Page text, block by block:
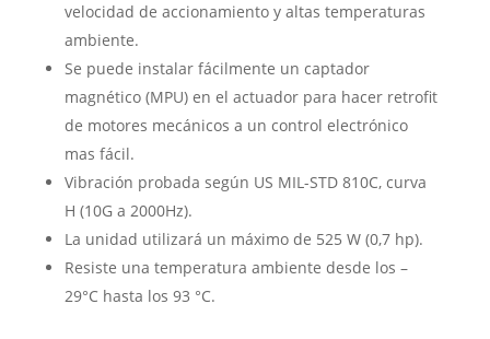
velocidad de accionamiento y altas temperaturas
ambiente.
Se puede instalar fácilmente un captador
magnético (MPU) en el actuador para hacer retrofit
de motores mecánicos a un control electrónico
mas fácil.
Vibración probada según US MIL-STD 810C, curva
H (10G a 2000Hz).
La unidad utilizará un máximo de 525 W (0,7 hp).
Resiste una temperatura ambiente desde los –
29°C hasta los 93 °C.